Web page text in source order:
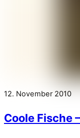
12. November 2010
Coole Fische